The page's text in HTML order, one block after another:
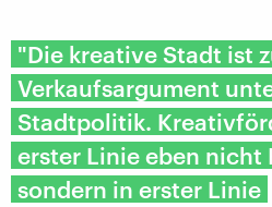
"Die kreative Stadt ist
Verkaufsargument
Stadtpolitik.
erster Linie eben
sondern in erster Linie